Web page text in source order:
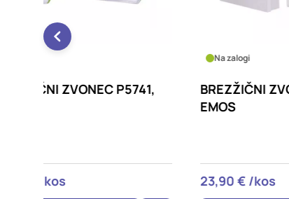
BREZŽIČNI ZVONEC P5726,